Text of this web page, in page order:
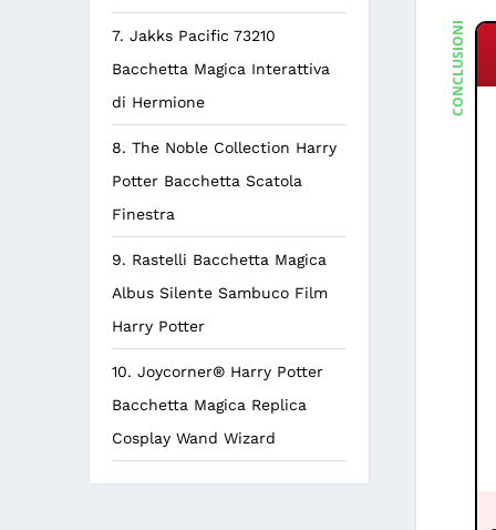
7. Jakks Pacific 73210
Bacchetta Magica Interattiva
di Hermione
8. The Noble Collection Harry
Potter Bacchetta Scatola
Finestra
9. Rastelli Bacchetta Magica
Albus Silente Sambuco Film
Harry Potter
10. Joycorner® Harry Potter
Bacchetta Magica Replica
Cosplay Wand Wizard
CONCLUSIONE